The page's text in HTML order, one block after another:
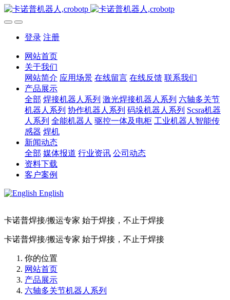
登录 注册
网站首页
关于我们
网站简介 应用场景 在线留言 在线反馈 联系我们
产品展示
全部 焊接机器人系列 激光焊接机器人系列 六轴多关节
机器人系列 协作机器人系列 码垛机器人系列 Scsra机器
人系列 全能机器人 驱控一体及电柜 工业机器人智能传
感器 焊机
新闻动态
全部 媒体报道 行业资讯 公司动态
资料下载
客户案例
English
卡诺普焊接/搬运专家 始于焊接，不止于焊接
卡诺普焊接/搬运专家 始于焊接，不止于焊接
你的位置
网站首页
产品展示
六轴多关节机器人系列